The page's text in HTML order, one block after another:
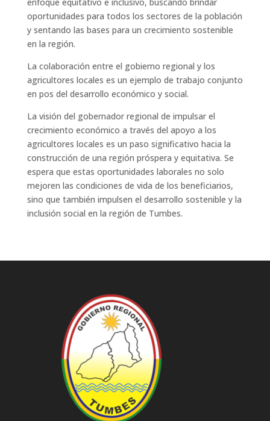
oportunidades para todos los sectores de la población
y sentando las bases para un crecimiento sostenible
en la región.
La colaboración entre el gobierno regional y los
agricultores locales es un ejemplo de trabajo conjunto
en pos del desarrollo económico y social.
La visión del gobernador regional de impulsar el
crecimiento económico a través del apoyo a los
agricultores locales es un paso significativo hacia la
construcción de una región próspera y equitativa. Se
espera que estas oportunidades laborales no solo
mejoren las condiciones de vida de los beneficiarios,
sino que también impulsen el desarrollo sostenible y la
inclusión social en la región de Tumbes.